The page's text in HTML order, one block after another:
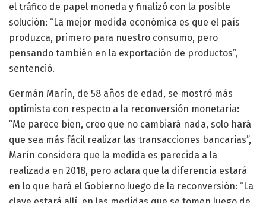
el tráfico de papel moneda y finalizó con la posible
solución: “La mejor medida económica es que el país
produzca, primero para nuestro consumo, pero
pensando también en la exportación de productos”,
sentenció.
Germán Marín, de 58 años de edad, se mostró más
optimista con respecto a la reconversión monetaria:
”Me parece bien, creo que no cambiará nada, solo hará
que sea más fácil realizar las transacciones bancarias”,
Marín considera que la medida es parecida a la
realizada en 2018, pero aclara que la diferencia estará
en lo que hará el Gobierno luego de la reconversión: “La